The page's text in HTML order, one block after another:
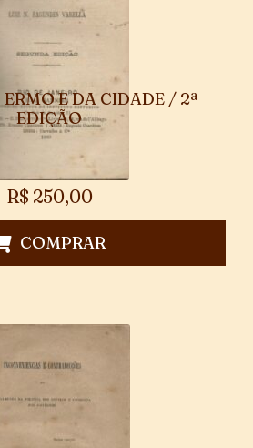
E DA CIDADE / 2ª
EDIÇÃO
R$ 250,00
COMPRAR